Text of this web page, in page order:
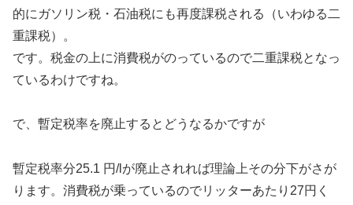
的にガソリン税・石油税にも再度課税される（いわゆる二
重課税）。
です。税金の上に消費税がのっているので二重課税となっ
ているわけですね。
で、暫定税率を廃止するとどうなるかですが
暫定税率分25.1 円/lが廃止されれば理論上その分下がさが
ります。消費税が乗っているのでリッターあたり27円く